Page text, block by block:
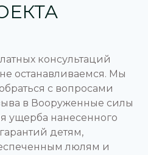
консультаций
останавливаемся. Мы
с вопросами
в Вооруженные силы
ущерба нанесенного
детям,
люлям и